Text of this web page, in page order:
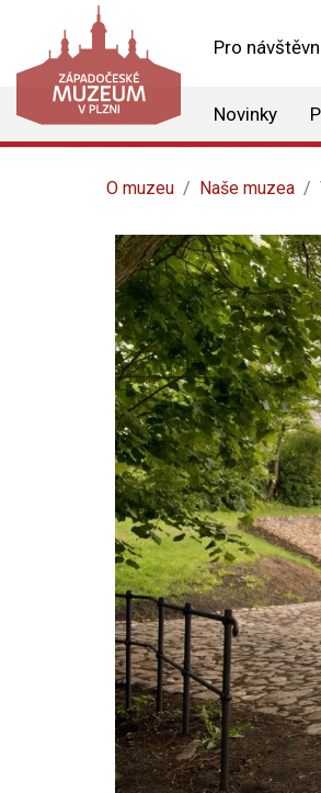
Pro
Novinky
O muzeu Naše muzea